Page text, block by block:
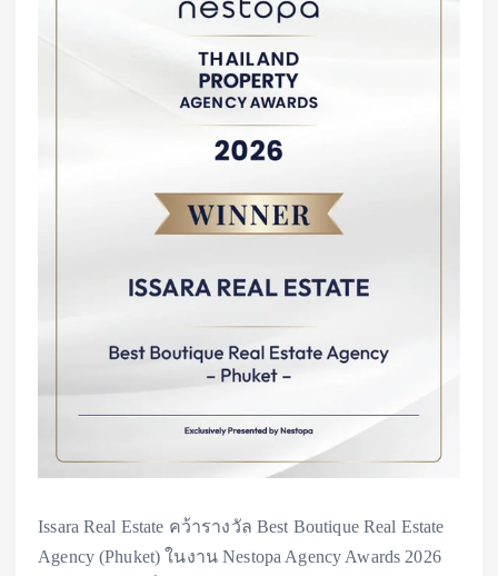
Issara Real Estate คว้ารางวัล Best Boutique Real Estate
Agency (Phuket) ในงาน Nestopa Agency Awards 2026